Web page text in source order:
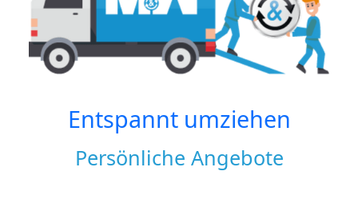
Entspannt umziehen
Persönliche Angebote